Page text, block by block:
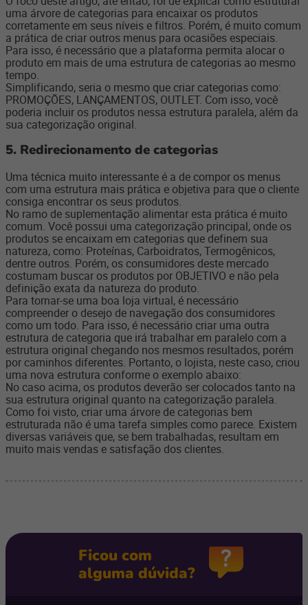
uma árvore de categorias para encaixar os produtos
corretamente em seus níveis e filtros. Porém, é muito comum
a prática de criar outros menus para ocasiões especiais.
Para isso, é necessário que a plataforma permita alocar o
produto em mais de uma estrutura de categorias ao mesmo
tempo.
Simplificando, seria o mesmo que criar categorias como:
PROMOÇÕES, LANÇAMENTOS, OUTLET. Com isso, você
poderia incluir os produtos nessa estrutura paralela, além da
sua categorização original.
5. Redirecionamento de categorias
Uma técnica muito interessante é a de compor os menus
com uma estrutura mais prática e objetiva para que o cliente
consiga encontrar os seus produtos.
No ramo de suplementação alimentar esta prática é muito
comum. Você possui uma categorização principal, onde os
produtos se encaixam em categorias que definem sua
natureza, como: Proteínas, Carboidratos, Termogênicos,
dentre outros. Porém, os consumidores deste mercado
costumam buscar os produtos por OBJETIVO e não pela
definição exata da natureza do produto.
Para tornar-se uma boa loja virtual, é necessário
compreender o desejo de navegação dos consumidores
como um todo. Para isso, é necessário criar uma outra
estrutura de categoria que irá trabalhar em paralelo com a
estrutura original chegando nos mesmos resultados, porém
por caminhos diferentes. Portanto, o lojista, neste caso, criou
uma nova estrutura conforme o exemplo abaixo:
No caso acima, os produtos deverão ser colocados tanto na
sua estrutura original quanto na categorização paralela.
Como foi visto, criar uma árvore de categorias bem
estruturada não é uma tarefa simples como parece. Existem
diversas variáveis que, se bem trabalhadas, resultam em
muito mais vendas e satisfação dos clientes.
Ficou com
alguma dúvida?